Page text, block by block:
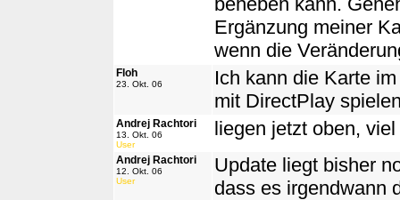
Ergänzung meiner
wenn die
Floh
23. Okt. 06
Ich kann die Karte
mit DirectPlay
Andrej Rachtori
13. Okt. 06
User
liegen jetzt oben,
Andrej Rachtori
12. Okt. 06
User
Update liegt bisher
dass es irgendwann